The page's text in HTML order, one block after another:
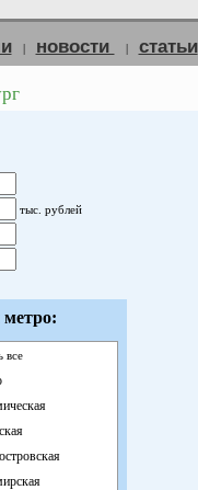
| новости | статьи
тыс. рублей
все